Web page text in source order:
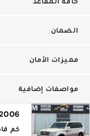
الضمان
مميزات الأمان
مواصفات إضافية
2006 تويوتا لاند كروزر لند فى اكس ار
كم